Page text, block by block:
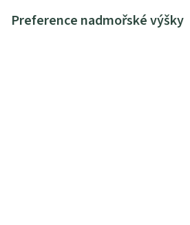
Preference nadmořské výšky